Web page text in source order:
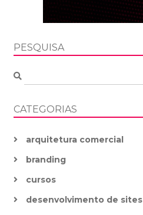
PESQUISA
CATEGORIAS
arquitetura comercial
branding
cursos
desenvolvimento de sites